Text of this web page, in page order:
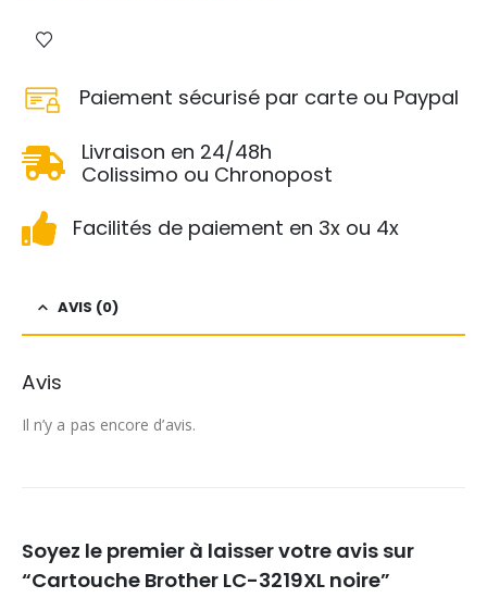
Paiement sécurisé par carte ou Paypal
Livraison en 24/48h
Colissimo ou Chronopost
Facilités de paiement en 3x ou 4x
AVIS (0)
Avis
Il n’y a pas encore d’avis.
Soyez le premier à laisser votre avis sur
“Cartouche Brother LC-3219XL noire”